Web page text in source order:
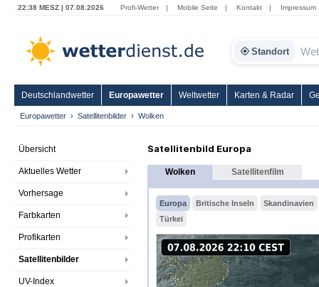
22:38 MESZ | 07.08.2026 Profi-Wetter | Mobile Seite | Kontakt | Impressum
Standort
Deutschlandwetter Europawetter Weltwetter Karten & Radar
Europawetter Satellitenbilder Wolken
Übersicht
Aktuelles Wetter
Vorhersage
Farbkarten
Profikarten
Satellitenbilder
UV-Index
Satellitenbild Europa
Wolken Satellitenfilm
Europa Britische Inseln
Skandinavien
Türkei